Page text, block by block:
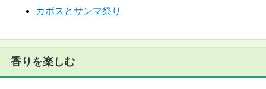
カボスとサンマ祭り
香りを楽しむ